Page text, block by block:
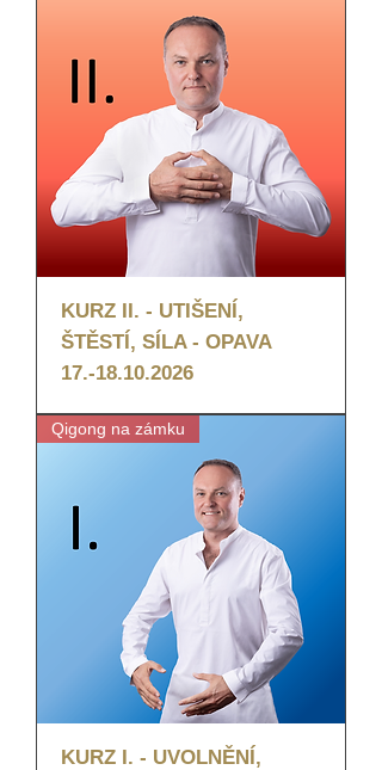
KURZ II. - UTIŠENÍ,
ŠTĚSTÍ, SÍLA - OPAVA
17.-18.10.2026
Qigong na zámku
KURZ I. - UVOLNĚNÍ,